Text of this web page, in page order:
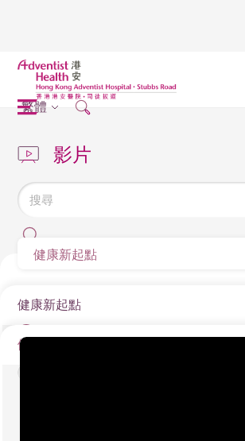
繁體
影片
健康新起點
健康新起點
健康新起點